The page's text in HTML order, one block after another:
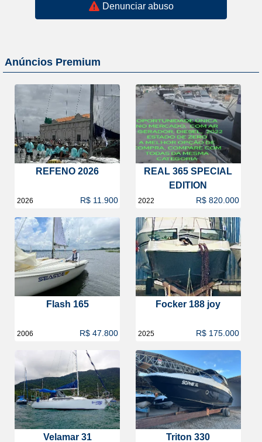
Denunciar abuso
Anúncios Premium
REFENO 2026
2026 R$ 11.900
REAL 365 SPECIAL
EDITION
2022 R$ 820.000
Flash 165
2006 R$ 47.800
Focker 188 joy
2025 R$ 175.000
Velamar 31 Triton 330